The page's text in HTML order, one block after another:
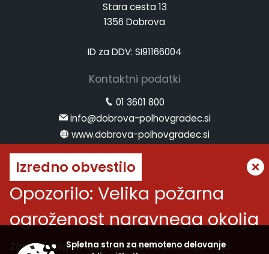
Izredno obvestilo
Opozorilo: Velika požarna
ogroženost naravnega okolja
Zaradi dolgotrajne suše in vročinskega vala
Stara cesta 13
1356 Dobrova
ID za DDV: SI91166004
Kontaktni podatki
01 3601 800
info@dobrova-polhovgradec.si
www.dobrova-polhovgradec.si
Uradne ure
ponedeljek: od 8.00 do 12.00
sreda: od 8.00 do 12.00 in od 14.00 do 16.00
petek:od 8.00 do 12.00
Vremenska napoved
Spletna stran za nemoteno delovanje